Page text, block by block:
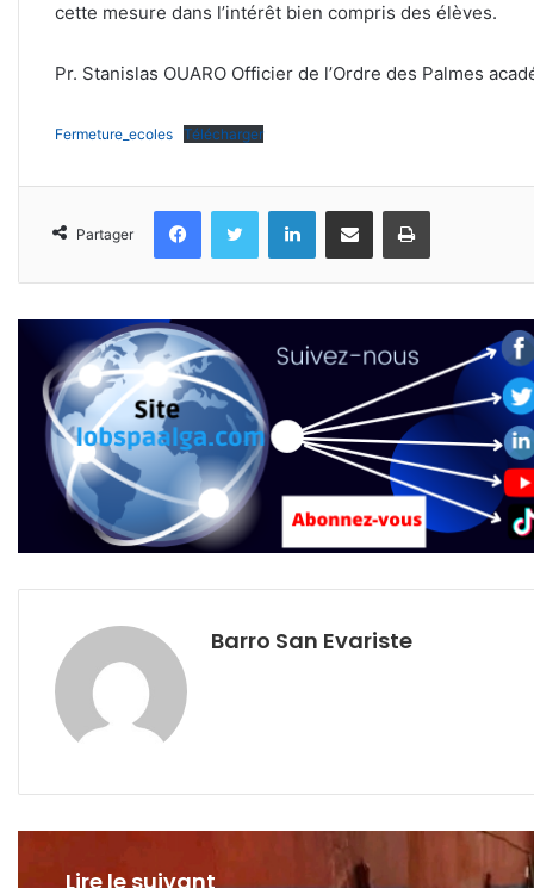
cette mesure dans l’intérêt bien compris des élèves.
Pr. Stanislas OUARO Officier de l’Ordre des Palmes
Fermeture_ecoles Télécharger
Partager
FacebookTwitter LinkedinPartager par email Imprimer
Barro San Evariste
Lire le suivant